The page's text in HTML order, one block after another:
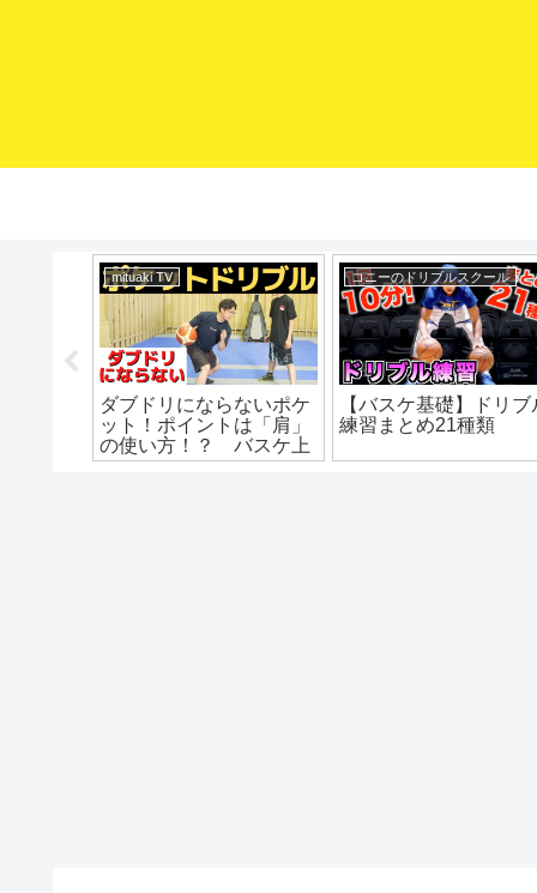
mituaki TV
ダブドリにならないポケ
ット！ポイントは「肩」
の使い方！？ バスケ上
達 ドリブル練習 ドリ
コニーのドリブルスクール
【バスケ基礎】ドリブ
練習まとめ21種類